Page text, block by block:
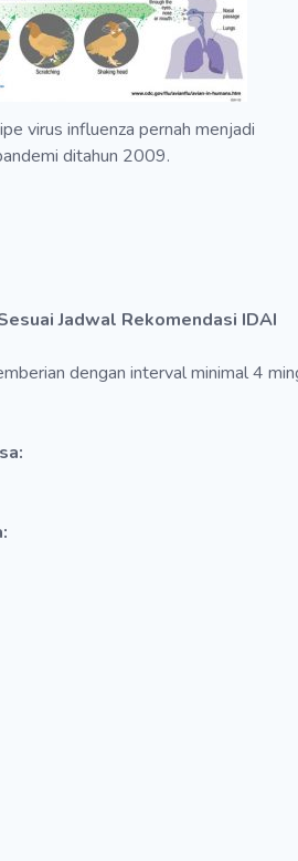
virus influenza pernah menjadi
ditahun 2009.
Jadwal Rekomendasi IDAI
dengan interval minimal 4